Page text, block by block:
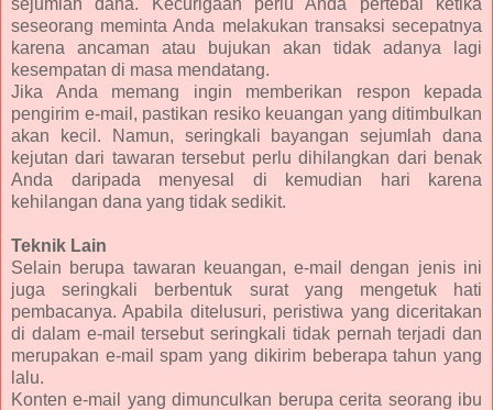
sejumlah dana. Kecurigaan perlu Anda pertebal ketika
seseorang meminta Anda melakukan transaksi secepatnya
karena ancaman atau bujukan akan tidak adanya lagi
kesempatan di masa mendatang.
Jika Anda memang ingin memberikan respon kepada
pengirim e-mail, pastikan resiko keuangan yang ditimbulkan
akan kecil. Namun, seringkali bayangan sejumlah dana
kejutan dari tawaran tersebut perlu dihilangkan dari benak
Anda daripada menyesal di kemudian hari karena
kehilangan dana yang tidak sedikit.
Teknik Lain
Selain berupa tawaran keuangan, e-mail dengan jenis ini
juga seringkali berbentuk surat yang mengetuk hati
pembacanya. Apabila ditelusuri, peristiwa yang diceritakan
di dalam e-mail tersebut seringkali tidak pernah terjadi dan
merupakan e-mail spam yang dikirim beberapa tahun yang
lalu.
Konten e-mail yang dimunculkan berupa cerita seorang ibu